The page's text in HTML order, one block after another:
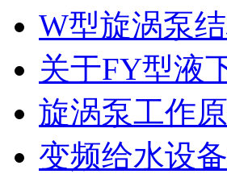
W型旋涡泵
关于FY型液
旋涡泵工作
变频给水设